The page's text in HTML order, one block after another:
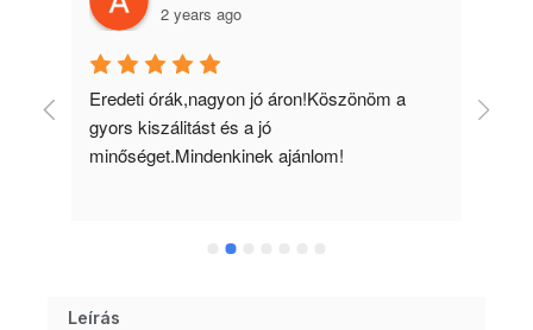
2 years ago
Eredeti órák,nagyon jó áron!Köszönöm a
gyors kiszálitást és a jó
minőséget.Mindenkinek ajánlom!
Leírás